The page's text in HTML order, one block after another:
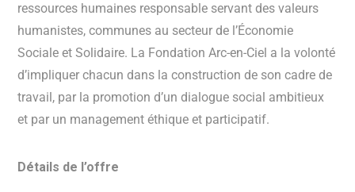
ressources humaines responsable servant des valeurs
humanistes, communes au secteur de l’Économie
Sociale et Solidaire. La Fondation Arc-en-Ciel a la volonté
d’impliquer chacun dans la construction de son cadre de
travail, par la promotion d’un dialogue social ambitieux
et par un management éthique et participatif.
Détails de l’offre